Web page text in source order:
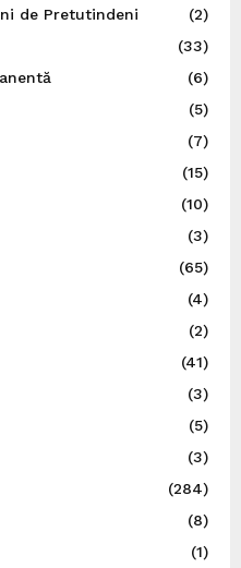
de Pretutindeni
(2)
(33)
(6)
(5)
(7)
(15)
(10)
(3)
(65)
(4)
(2)
(41)
(3)
(5)
(3)
(284)
(8)
(1)